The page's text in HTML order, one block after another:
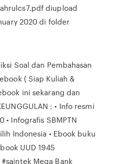
diupload
2020 di folder
Soal dan Pembahasan
( Siap Kuliah &
ini sekarang dan
: • Info resmi
• Infografis SBMPTN
Indonesia • Ebook buku
UUD 1945
Mega Bank